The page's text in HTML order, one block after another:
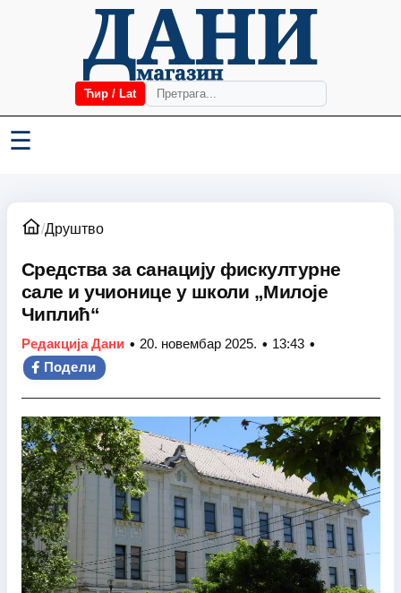
Ћир / Lat
☰
/Друштво
Средства за санацију фискултурне
сале и учионице у школи „Милоје
Чиплић“
Редакција Дани • 20. новембар 2025. • 13:43 •
Подели